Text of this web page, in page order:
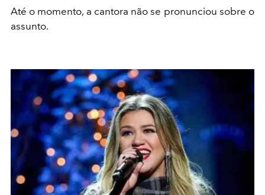
Até o momento, a cantora não se pronunciou sobre o
assunto.